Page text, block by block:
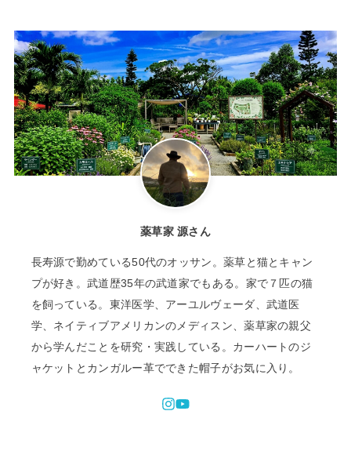
薬草家 源さん
長寿源で勤めている50代のオッサン。薬草と猫とキャン
プが好き。武道歴35年の武道家でもある。家で７匹の猫
を飼っている。東洋医学、アーユルヴェーダ、武道医
学、ネイティブアメリカンのメディスン、薬草家の親父
から学んだことを研究・実践している。カーハートのジ
ャケットとカンガルー革でできた帽子がお気に入り。